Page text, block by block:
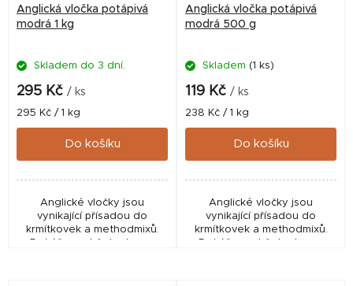
Anglická vločka potápivá
modrá 1 kg
Skladem do 3 dní.
295 Kč / ks
Měrná
cena:
295 Kč / 1 kg
Do košíku
Anglické vločky jsou
vynikající přísadou do
krmítkovek a methodmixů.
Anglická vločka potápivá
modrá 500 g
Skladem (1 ks)
119 Kč / ks
Měrná
cena:
238 Kč / 1 kg
Do košíku
Anglické vločky jsou
vynikající přísadou do
krmítkovek a methodmixů.